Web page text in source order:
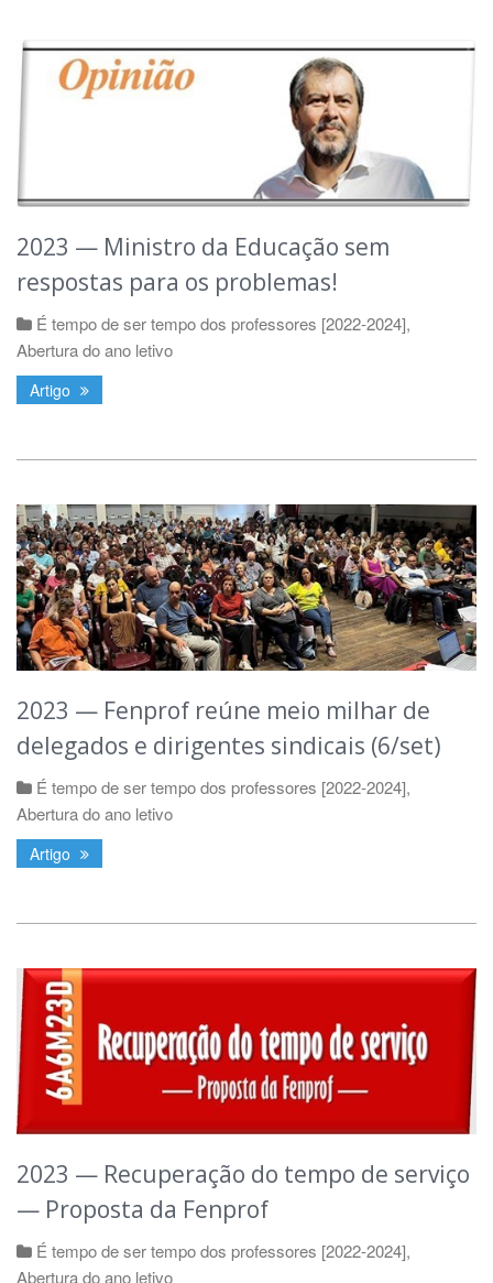
2023 — Ministro da Educação sem
respostas para os problemas!
É tempo de ser tempo dos professores [2022-2024],
Abertura do ano letivo
Artigo
2023 — Fenprof reúne meio milhar de
delegados e dirigentes sindicais (6/set)
É tempo de ser tempo dos professores [2022-2024],
Abertura do ano letivo
Artigo
2023 — Recuperação do tempo de serviço
— Proposta da Fenprof
É tempo de ser tempo dos professores [2022-2024],
Abertura do ano letivo